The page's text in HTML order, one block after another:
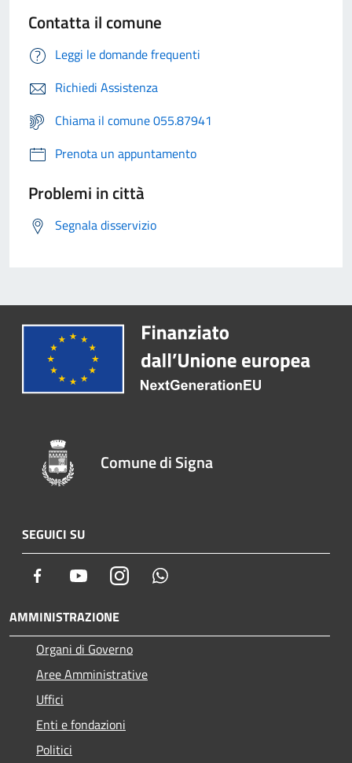
Contatta il comune
Leggi le domande frequenti
Richiedi Assistenza
Chiama il comune 055.87941
Prenota un appuntamento
Problemi in città
Segnala disservizio
Comune di Signa
SEGUICI SU
Facebook YoutubeInstagram
AMMINISTRAZIONE
Organi di Governo
Aree Amministrative
Uffici
Enti e fondazioni
Politici